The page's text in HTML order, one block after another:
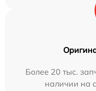
Более 20 тыс.
наличии на